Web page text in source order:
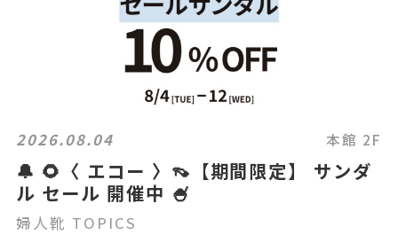
2026.08.04 本館 2F
🔔 🌻〈 エコー 〉👡【期間限定】 サンダ
ル セール 開催中 🍧
婦人靴 TOPICS